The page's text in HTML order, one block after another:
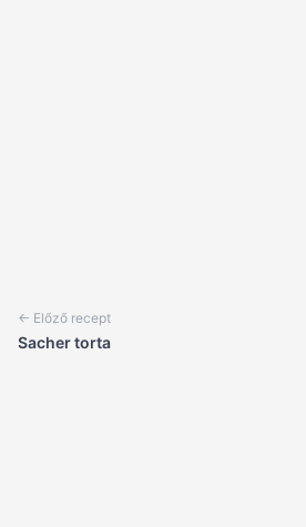
← Előző recept
Sacher torta